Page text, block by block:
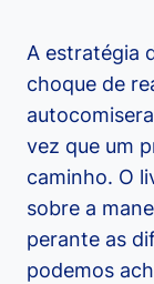
A estratégia
choque de
vez que um
caminho. O
sobre a
perante as
podemos